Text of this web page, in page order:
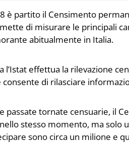
è partito il Censimento
di misurare le principali
abitualmente in Italia.
l’Istat effettua la rilevazione
consente di rilasciare
passate tornate censuarie, il
stesso momento, ma solo
sono circa un milione e